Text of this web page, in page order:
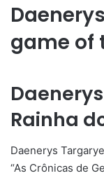
game of
Rainha
Daenerys
“As Crônicas de